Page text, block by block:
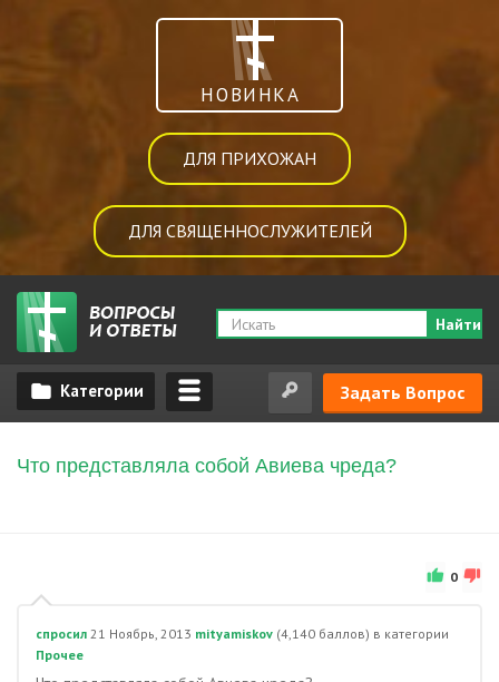
НОВИНКА
ДЛЯ ПРИХОЖАН
ДЛЯ СВЯЩЕННОСЛУЖИТЕЛЕЙ
Найти
Задать Вопрос
Что представляла собой Авиева чреда?
0
спросил 21 Ноябрь, 2013 mityamiskov (4,140 баллов) в категории
Прочее